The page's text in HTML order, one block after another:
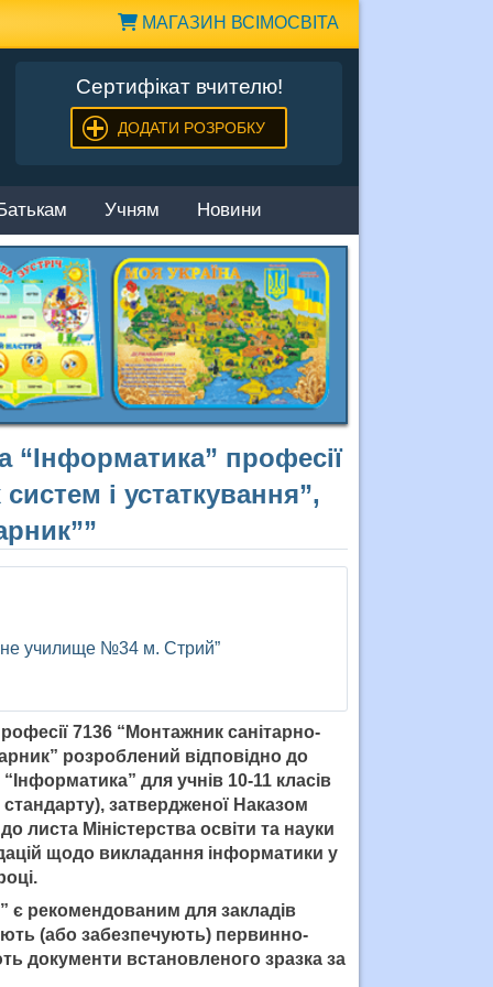
МАГАЗИН ВСІМОСВІТА
Сертифікат вчителю!
ДОДАТИ РОЗРОБКУ
Учням Новини
професії
і устаткування”,
училище №34 м. Стрий”
7136 “Монтажник санітарно-
розроблений відповідно до
для учнів 10-11 класів
стандарту), затвердженої Наказом
листа Міністерства освіти та науки
щодо викладання інформатики у
є рекомендованим для закладів
(або забезпечують) первинно-
документи встановленого зразка за